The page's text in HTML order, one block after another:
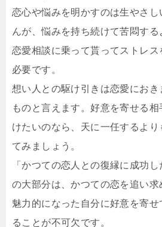
恋心や悩みを明かすのは生やさ
んが、悩みを持ち続けて苦悶す
恋愛相談に乗って貰ってストレス
必要です。
想い人との駆け引きは恋愛にお
ものと言えます。好意を寄せる
けたいのなら、天に一任するよ
てみましょう。
「かつての恋人との復縁に成功
の大部分は、かつての恋を追い
魅力的になった自分に好意を寄
ることが不可欠です。